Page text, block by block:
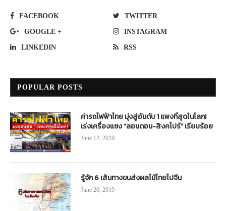
FACEBOOK TWITTER
GOOGLE + INSTAGRAM
LINKEDIN RSS
POPULAR POSTS
ค่ารถไฟฟ้าไทย มุ่งสู่อันดับ 1 แพงที่สุดในโลก!
เร่งเครื่องแซง “ลอนดอน-สิงคโปร์” เรียบร้อย
June 12, 2019
รู้จัก 6 เส้นทางขนส่งผลไม้ไทยไปจีน
June 20, 2019